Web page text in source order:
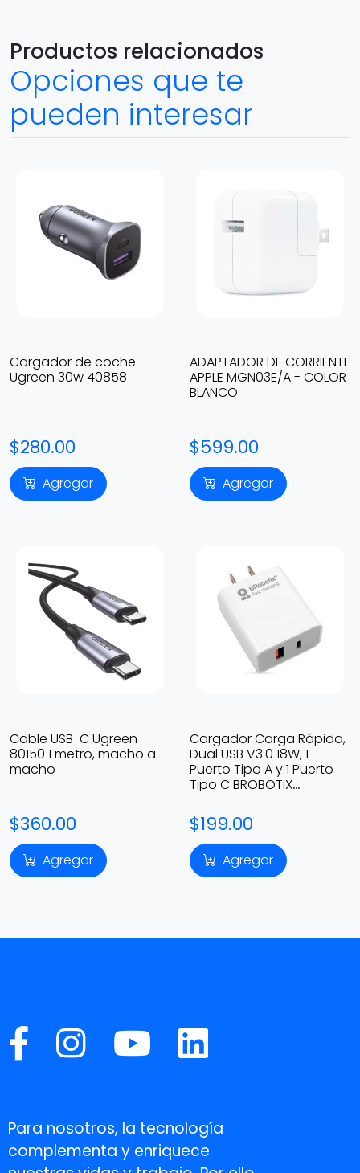
Productos relacionados
Opciones que te
pueden interesar
Cargador de coche
Ugreen 30w 40858
$280.00
Agregar
ADAPTADOR DE CORRIENTE
APPLE MGN03E/A - COLOR
BLANCO
$599.00
Agregar
Cable USB-C Ugreen
80150 1 metro, macho a
macho
$360.00
Agregar
Cargador Carga Rápida,
Dual USB V3.0 18W, 1
Puerto Tipo A y 1 Puerto
Tipo C BROBOTIX
$199.00
Agregar
Para nosotros, la tecnología
complementa y enriquece